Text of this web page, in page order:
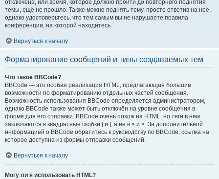
отключена, или время, которое должно пройти до повторного поднятия
темы, ещё не прошло. Также можно поднять тему, просто ответив на неё,
однако удостоверьтесь, что тем самым вы не нарушаете правила
конференции, на которой находитесь.
Вернуться к началу
Форматирование сообщений и типы создаваемых тем
Что такое BBCode?
BBCode — это особая реализация HTML, предлагающая большие
возможности по форматированию отдельных частей сообщения.
Возможность использования BBCode определяется администратором,
однако BBCode также может быть отключён на уровне сообщения в
форме для его отправки. BBCode очень похож на HTML, но теги в нём
заключаются в квадратные скобки [ и ], а не в < и >. За дополнительной
информацией о BBCode обратитесь к руководству по BBCode, ссылка на
которое доступна из формы отправки сообщений.
Вернуться к началу
Могу ли я использовать HTML?